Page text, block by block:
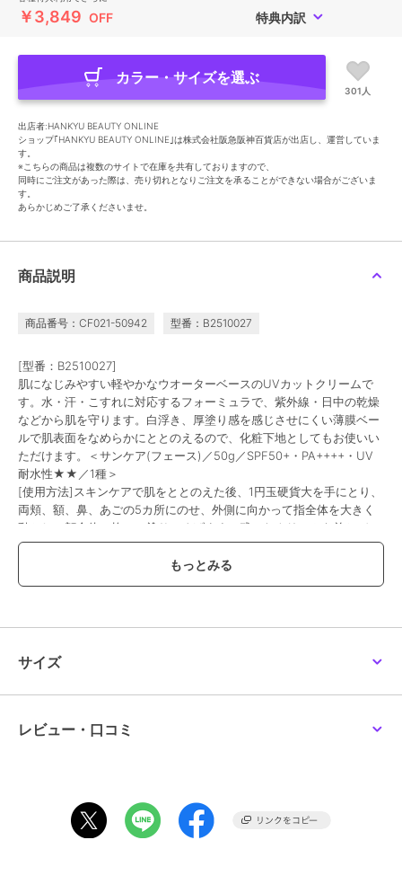
￥3,849 OFF 特典内訳
カラー・サイズを選ぶ
301人
出店者:HANKYU BEAUTY ONLINE
ショップ｢HANKYU BEAUTY ONLINE｣は株式会社阪急阪神百貨店が出店し、運営していま
す。
※こちらの商品は複数のサイトで在庫を共有しておりますので、
同時にご注文があった際は、売り切れとなりご注文を承ることができない場合がございま
す。
あらかじめご了承くださいませ。
商品説明
商品番号：CF021-50942 型番：B2510027
[型番：B2510027]
肌になじみやすい軽やかなウオーターベースのUVカットクリームで
す。水・汗・こすれに対応するフォーミュラで、紫外線・日中の乾燥
などから肌を守ります。白浮き、厚塗り感を感じさせにくい薄膜ベー
ルで肌表面をなめらかにととのえるので、化粧下地としてもお使いい
ただけます。＜サンケア(フェース)／50g／SPF50+・PA++++・UV
耐水性★★／1種＞
[使用方法]スキンケアで肌をととのえた後、1円玉硬貨大を手にとり、
両頬、額、鼻、あごの5カ所にのせ、外側に向かって指全体を大きく
動かし、顔全体に均一に塗りひろげます。残ったクリームを首とデコ
ルテに塗ります。最後に両手のひらで肌を包み込むように押さえ、し
っかりとなじませます。※日焼けしやすいお顔の高い部分(頬、額、鼻
など)にもう一度薄く重ねることでムラ焼けを防ぎます。※日差しの強
ジングなどでよく洗ってください。
この商品は、不良品のみ返品を承ります
商品カテゴリ スキンケア ／ その他スキンケア
サイズ
レビュー・口コミ